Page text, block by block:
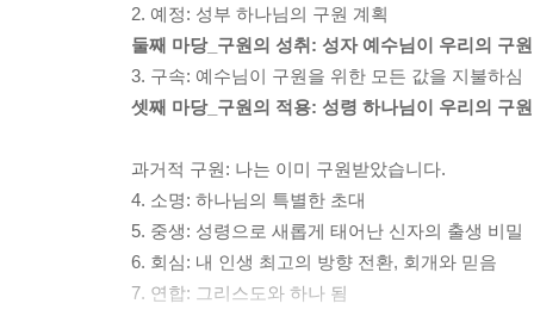
2. 예정: 성부 하나님의 구원 계획
둘째 마당_구원의 성취: 성자 예수님이 우리의 구
3. 구속: 예수님이 구원을 위한 모든 값을 지불하심
셋째 마당_구원의 적용: 성령 하나님이 우리의 구
과거적 구원: 나는 이미 구원받았습니다.
4. 소명: 하나님의 특별한 초대
5. 중생: 성령으로 새롭게 태어난 신자의 출생 비밀
6. 회심: 내 인생 최고의 방향 전환, 회개와 믿음
7. 연합: 그리스도와 하나 됨